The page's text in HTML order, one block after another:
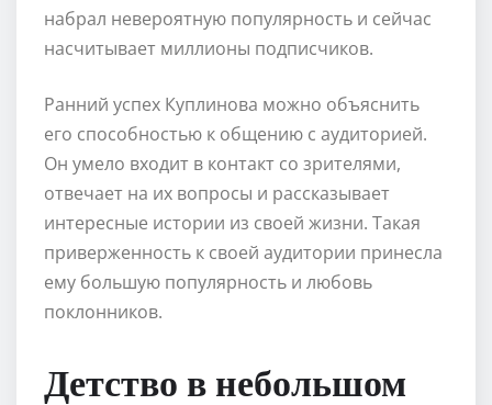
набрал невероятную популярность и сейчас
насчитывает миллионы подписчиков.
Ранний успех Куплинова можно объяснить
его способностью к общению с аудиторией.
Он умело входит в контакт со зрителями,
отвечает на их вопросы и рассказывает
интересные истории из своей жизни. Такая
приверженность к своей аудитории принесла
ему большую популярность и любовь
поклонников.
Детство в небольшом